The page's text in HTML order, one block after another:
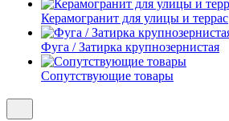
Керамогранит для улицы и террас
Фуга / Затирка крупнозернистая
Сопутствующие товары